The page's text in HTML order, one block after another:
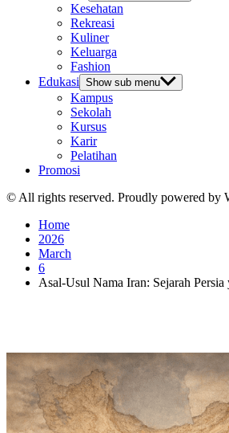
Kesehatan
Rekreasi
Kuliner
Keluarga
Fashion
Edukasi Show sub menu
Kampus
Sekolah
Kursus
Karir
Pelatihan
Promosi
© All rights reserved. Proudly powered by
Home
2026
March
6
Asal-Usul Nama Iran: Sejarah